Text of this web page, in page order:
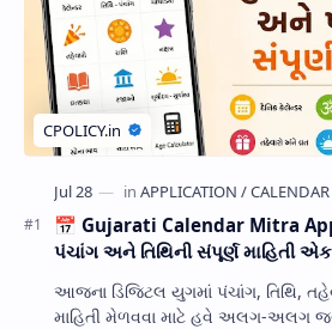
📅 Gujarati Calendar Mitra
પંચાંગ અને તિથિની સંપૂર્ણ માહિતી
આજના ડિજિટલ યુગમાં પંચાંગ, તિથિ,
માહિતી મેળવવા માટે હવે અલગ-અલગ